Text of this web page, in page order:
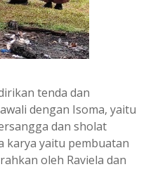
tenda dan
dengan Isoma, yaitu
dan sholat
karya yaitu pembuatan
oleh Raviela dan